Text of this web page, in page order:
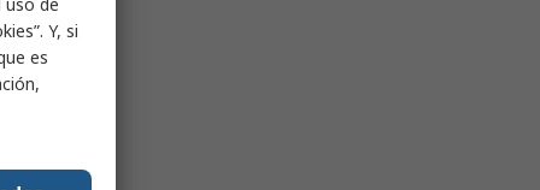
Y, si
es